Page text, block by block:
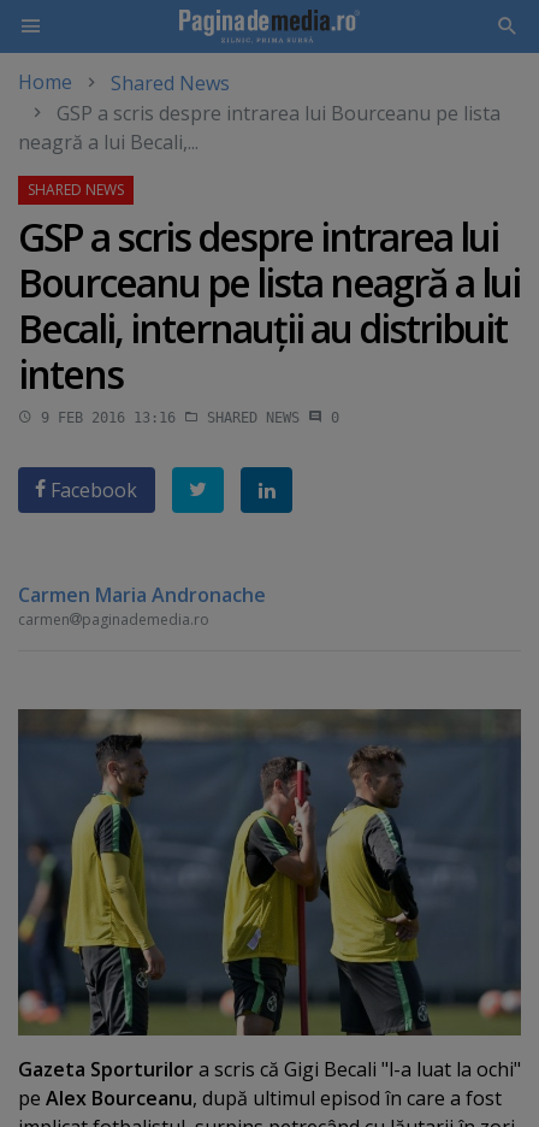
main
content
Home
Shared News
GSP a scris despre intrarea lui Bourceanu pe lista
neagră a lui Becali,...
GSP a scris despre intrarea lui
Bourceanu pe lista neagră a lui
Becali, internauţii au distribuit
intens
9 FEB 2016 13:16 SHARED NEWS 0
Facebook
Carmen Maria Andronache
carmen paginademedia.ro
Gazeta Sporturilora scris că Gigi Becali "l-a luat la ochi"
pe Alex Bourceanu, după ultimul episod în care a fost